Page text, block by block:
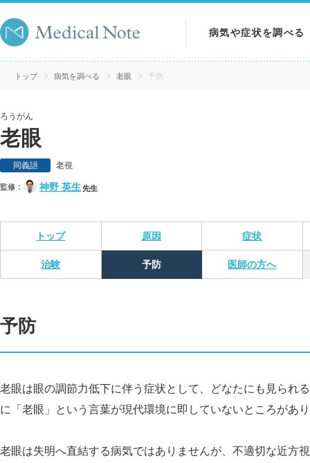
病気や症状を調べる
病気を調べる
トップ 病気を調べる 老眼 予防
ろうがん
老眼
同義語 老視
監修： 神野 英生先生
トップ 原因 症状
治験 予防 医師の方へ
予防
老眼は眼の調節力低下に伴う症状として、どなたにも見られ
に「老眼」という言葉が現代環境に即していないところがあ
老眼は失明へ直結する病気ではありませんが、不適切な近方